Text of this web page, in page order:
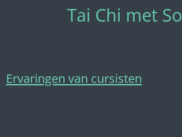
Tai Chi met
Ervaringen van cursisten